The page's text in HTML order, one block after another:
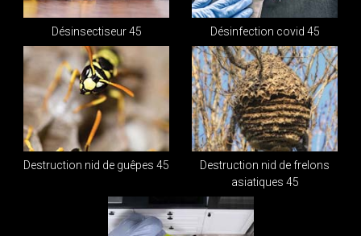
Désinsectiseur 45 Désinfection covid 45
Destruction nid de guêpes 45
Destruction nid de frelons
asiatiques 45